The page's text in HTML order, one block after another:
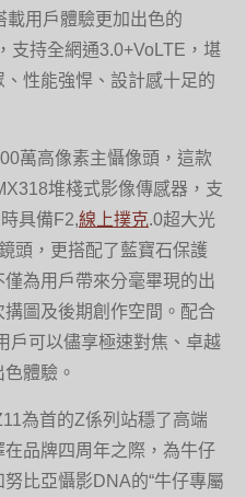
載用戶體驗更加出色的
支持全網通3.0+VoLTE，堪
性能強悍、設計感十足的
高像素主懾像頭，這款
堆棧式影像傳感器，支
具備F2,線上撲克.0超大光
頭，更搭配了藍寶石保護
為用戶帶來分毫畢現的出
圖及後期創作空間。配合
戶可以儘享極速對焦、卓越
體驗。
為首的Z係列站穩了高端
品牌四周年之際，為牛仔
比亞懾影DNA的“牛仔專屬